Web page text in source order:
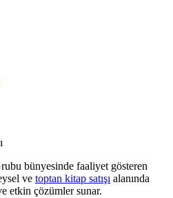
bünyesinde faaliyet gösteren
ve toptan kitap satışı alanında
etkin çözümler sunar.